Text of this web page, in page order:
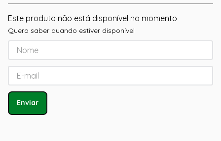
Este produto não está disponível no momento
Quero saber quando estiver disponível
Enviar